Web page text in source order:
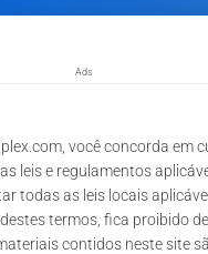
Ads
você concorda em
leis e regulamentos
todas as leis locais
termos, fica proibido
contidos neste site